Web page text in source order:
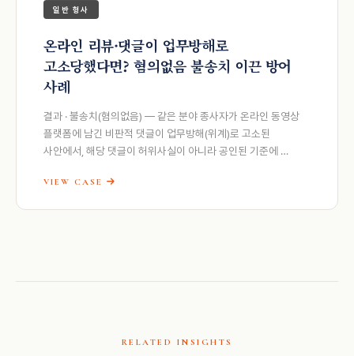
일반 형사
온라인 리뷰·댓글이 업무방해로
고소당했다면? 혐의없음 불송치 이끈 방어
사례
결과 · 불송치(혐의없음) — 같은 분야 종사자가 온라인 동영상
플랫폼에 남긴 비판적 댓글이 업무방해(위계)로 고소된
사안에서, 해당 댓글이 허위사실이 아니라 공인된 기준에 …
VIEW CASE
RELATED INSIGHTS